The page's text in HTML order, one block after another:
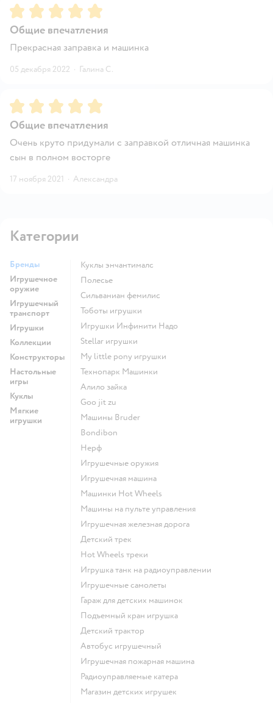
Рейтинг:5
Общие впечатления
Прекрасная заправка и машинка
05 декабря 2022 · Галина С.
Рейтинг:5
Общие впечатления
Очень круто придумали с заправкой отличная машинка
сын в полном восторге
17 ноября 2021 · Александра
Категории
Бренды
Игрушечное
оружие
Игрушечный
транспорт
Игрушки
Коллекции
Конструкторы
Настольные
игры
Куклы
Мягкие
игрушки
Куклы энчантималс
Полесье
Сильваниан фемилис
Тоботы игрушки
Игрушки Инфинити Надо
Stellar игрушки
my little pony игрушки
Технопарк Машинки
Алило зайка
Goo jit zu
Машины Bruder
Bondibon
Нерф
Игрушечные оружия
Игрушечная машина
Машинки Hot Wheels
Машины на пульте управления
Игрушечная железная дорога
Детский трек
Hot Wheels треки
Игрушка танк на радиоуправлении
Игрушечные самолеты
Гараж для детских машинок
Подъемный кран игрушка
Детский трактор
Автобус игрушечный
Игрушечная пожарная машина
Радиоуправляемые катера
Магазин детских игрушек